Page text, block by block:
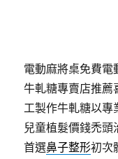
電動麻將桌免費
牛軋糖專賣店推薦
工製作牛軋糖以專
兒童植髮價錢禿
首選鼻子整形初次